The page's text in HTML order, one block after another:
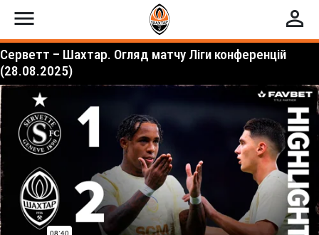
menu perm_identity
Серветт – Шахтар. Огляд матчу Ліги конференцій
(28.08.2025)